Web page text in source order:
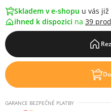
Skladem v e-shopu u vás již
ihned k dispozici na 39
GARANCE BEZPEČNÉ PLATBY